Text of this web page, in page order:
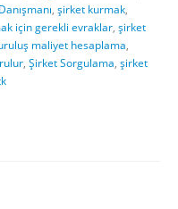
şirket kurmak
için gerekli evraklar şirket
maliyet hesaplama
Şirket Sorgulama şirket